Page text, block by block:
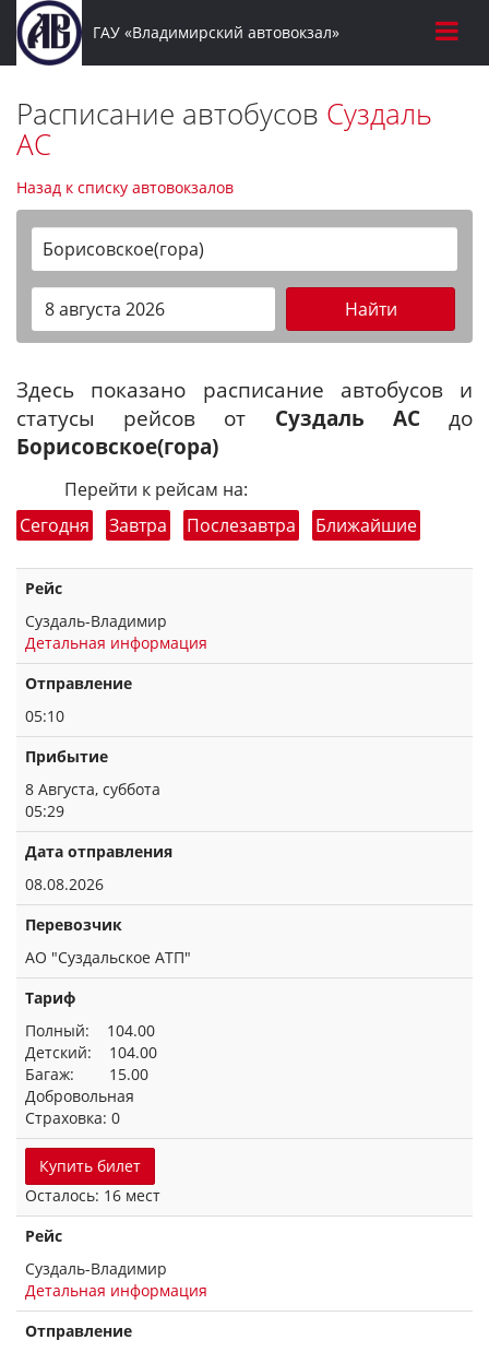
ГАУ «Владимирский автовокзал»
Расписание автобусов Суздаль
АС
Назад к списку автовокзалов
Борисовское(гора)
Найти
Здесь показано расписание автобусов и
статусы рейсов от Суздаль АСдо
Борисовское(гора)
Перейти к рейсам на:
Сегодня
Завтра Послезавтра Ближайшие
Рейс
Суздаль-Владимир
Детальная информация
Отправление
05:10
Прибытие
8 Августа, суббота
05:29
Дата отправления
08.08.2026
Перевозчик
АО "Суздальское АТП"
Тариф
Полный: 104.00
Детский: 104.00
Багаж: 15.00
Добровольная
Страховка: 0
Купить билет
Осталось: 16 мест
Рейс
Суздаль-Владимир
Детальная информация
Отправление